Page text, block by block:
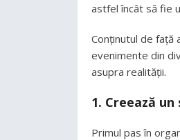
astfel încât să fie
Conținutul de față
evenimente din
asupra realității.
1. Creează
Primul pas în